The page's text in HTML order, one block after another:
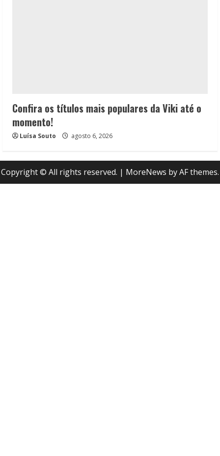
Confira os títulos mais populares da Viki até o
momento!
Luísa Souto agosto 6, 2026
Copyright © All rights reserved. | MoreNews by AF themes.